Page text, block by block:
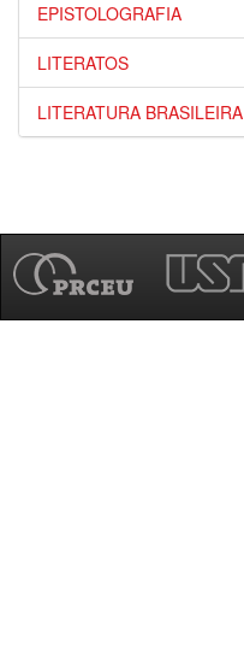
EPISTOLOGRAFIA
LITERATOS
LITERATURA BRASILEIRA